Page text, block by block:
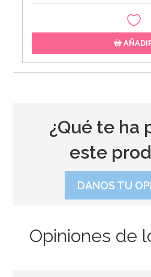
¿Qué te ha
este
DANOS TU
Opiniones de